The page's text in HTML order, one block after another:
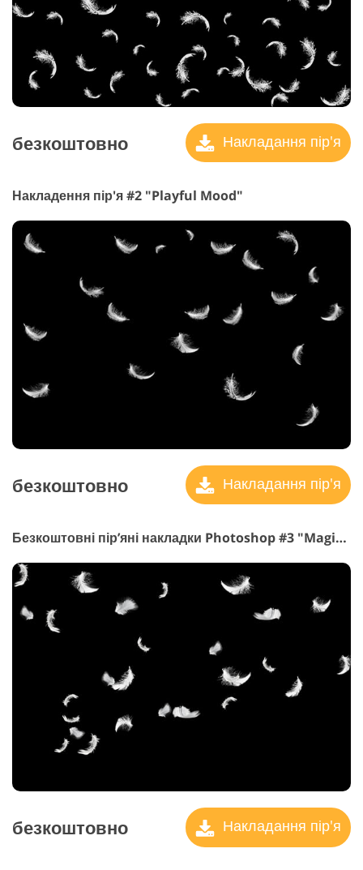
безкоштовно Накладання пір'я
Накладення пір'я #2 "Playful Mood"
безкоштовно Накладання пір'я
Безкоштовні пір’яні накладки Photoshop #3 "Magical Atmosphere"
безкоштовно Накладання пір'я